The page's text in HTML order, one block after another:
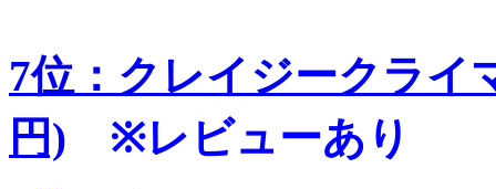
7位：クレイジークラ
円)
※レビューあり